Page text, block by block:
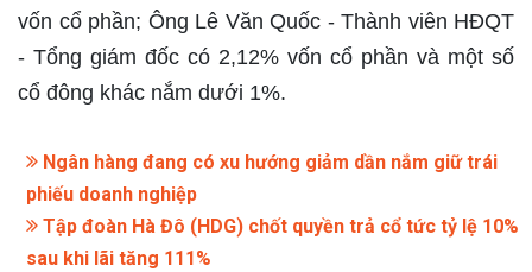
vốn cổ phần; Ông Lê Văn Quốc - Thành viên HĐQT
- Tổng giám đốc có 2,12% vốn cổ phần và một số
cổ đông khác nắm dưới 1%.
Ngân hàng đang có xu hướng giảm dần nắm giữ trái
phiếu doanh nghiệp
Tập đoàn Hà Đô (HDG) chốt quyền trả cổ tức tỷ lệ 10%
sau khi lãi tăng 111%